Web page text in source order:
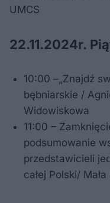
UMCS
22.11.2024r.
10:00 –„Znajdź
bębniarskie /
Widowiskowa
11:00 –
podsumowanie
przedstawicieli
całej Polski/